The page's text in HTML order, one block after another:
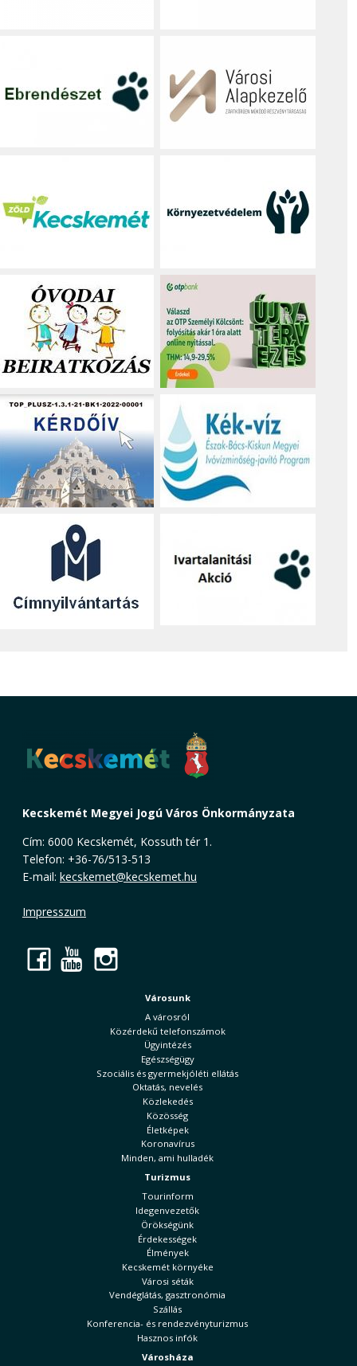
Kecskemét Megyei Jogú Város Önkormányzata
Cím: 6000 Kecskemét, Kossuth tér 1.
Telefon: +36-76/513-513
E-mail: kecskemet@kecskemet.hu
Impresszum
Facebook
YouTube
Városunk
A városról
Közérdekű telefonszámok
Ügyintézés
Egészségügy
Szociális és gyermekjóléti ellátás
Oktatás, nevelés
Közlekedés
Közösség
Életképek
Koronavírus
Minden, ami hulladék
Turizmus
Tourinform
Idegenvezetők
Örökségünk
Érdekességek
Élmények
Kecskemét környéke
Városi séták
Vendéglátás, gasztronómia
Szállás
Konferencia- és rendezvényturizmus
Hasznos infók
Városháza